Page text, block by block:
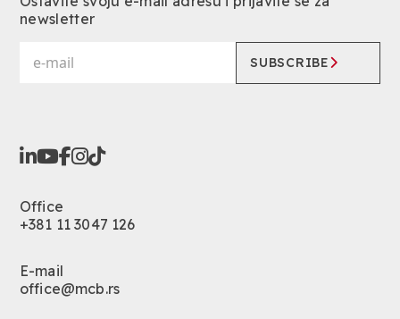
newsletter
SUBSCRIBE
Office
+381 11 3047 126
E-mail
office@mcb.rs